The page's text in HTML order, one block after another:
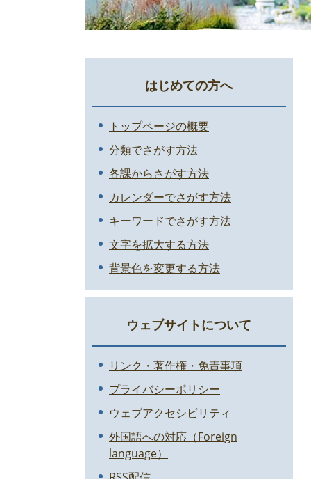
はじめての方へ
トップページの概要
分類でさがす方法
各課からさがす方法
カレンダーでさがす方法
キーワードでさがす方法
文字を拡大する方法
背景色を変更する方法
ウェブサイトについて
リンク・著作権・免責事項
プライバシーポリシー
ウェブアクセシビリティ
外国語への対応（Foreign
language）